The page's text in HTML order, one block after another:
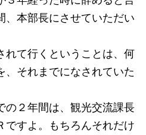
、本部長にさせていただい
れて行くということは、何
、それまでになされていた
の２年間は、観光交流課長
ですよ。もちろんそれだけ